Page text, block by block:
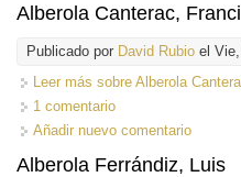
Alberola Canterac,
Publicado por David Rubio el
Leer más sobre Alberola
1 comentario
Añadir nuevo comentario
Alberola Ferrándiz, Luis